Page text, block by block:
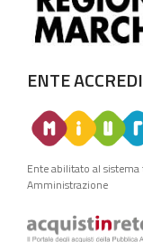
ENTE
Ente abilitato al
Amministrazione